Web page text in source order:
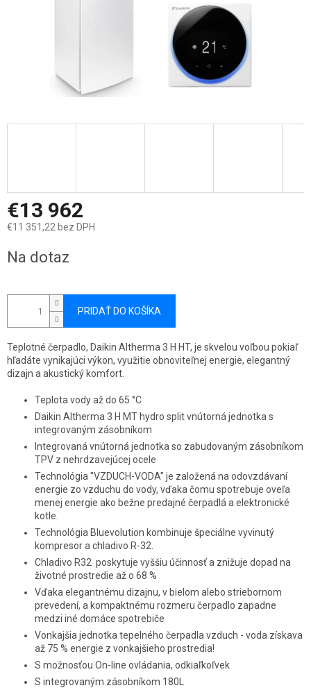
€13 962
€11 351,22 bez DPH
cena:
Na dotaz
PRIDAŤ DO KOŠÍKA
Teplotné čerpadlo, Daikin Altherma 3 H HT, je skvelou voľbou pokiaľ
hľadáte vynikajúci výkon, využitie obnoviteľnej energie, elegantný
dizajn a akustický komfort.
Teplota vody až do 65 °C
Daikin Altherma 3 H MT hydro split vnútorná jednotka s
integrovaným zásobníkom
Integrovaná vnútorná jednotka so zabudovaným zásobníkom
TPV z nehrdzavejúcej ocele
Technológia "VZDUCH-VODA" je založená na odovzdávaní
energie zo vzduchu do vody, vďaka čomu spotrebuje oveľa
menej energie ako bežne predajné čerpadlá a elektronické
kotle.
Technológia Bluevolution kombinuje špeciálne vyvinutý
kompresor a chladivo R-32.
Chladivo R32 poskytuje vyššiu účinnosť a znižuje dopad na
životné prostredie až o 68 %
Vďaka elegantnému dizajnu, v bielom alebo striebornom
prevedení, a kompaktnému rozmeru čerpadlo zapadne
medzi iné domáce spotrebiče
Vonkajšia jednotka tepelného čerpadla vzduch - voda získava
až 75 % energie z vonkajšieho prostredia!
S možnosťou On-line ovládania, odkiaľkoľvek
S integrovaným zásobníkom 180L